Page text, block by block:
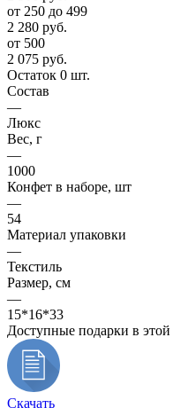
от 250 до 499
2 280 руб.
от 500
2 075 руб.
Остаток 0 шт.
Состав
—
Люкс
Вес, г
—
1000
Конфет в наборе, шт
—
54
Материал упаковки
—
Текстиль
Размер, см
—
15*16*33
Доступные подарки в этой
Скачать